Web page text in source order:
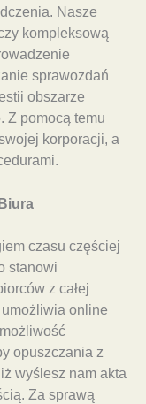
Nasze
kompleksową
sprawozdań
obszarze
Z pomocą temu
korporacji, a
czasu częściej
stanowi
z całej
online
opuszczania z
wyślesz nam akta
Za sprawą